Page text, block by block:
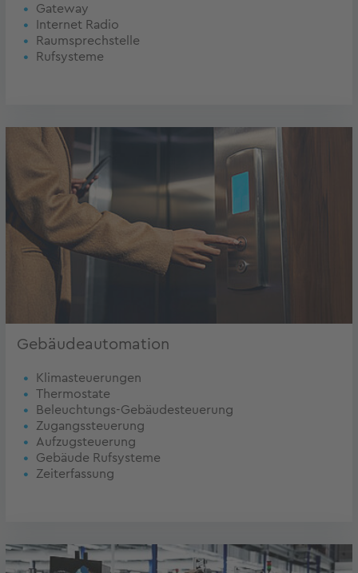
Gateway
Internet Radio
Raumsprechstelle
Rufsysteme
Gebäudeautomation
Klimasteuerungen
Thermostate
Beleuchtungs-Gebäudesteuerung
Zugangssteuerung
Aufzugsteuerung
Gebäude Rufsysteme
Zeiterfassung